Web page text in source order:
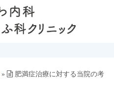
»
肥満症治療に対する当院の考